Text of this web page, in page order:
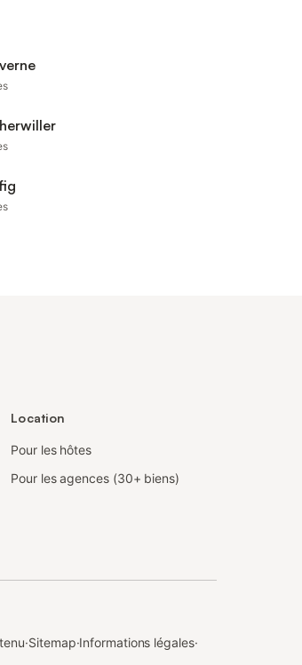
Location
Pour les hôtes
Pour les agences (30+ biens)
·Sitemap·Informations légales·